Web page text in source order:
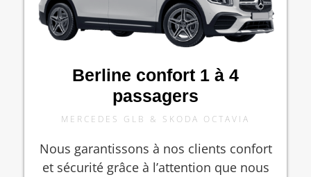
Berline confort 1 à 4
passagers
MERCEDES GLB & SKODA OCTAVIA
Nous garantissons à nos clients confort
et sécurité grâce à l’attention que nous